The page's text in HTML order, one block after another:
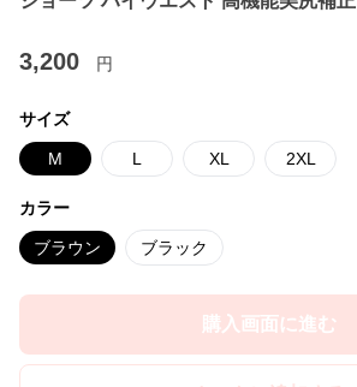
3,200 円
サイズ
M L XL 2XL
カラー
ブラウン ブラック
購入画面に進む